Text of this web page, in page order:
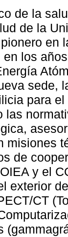
de la
de la
en
los
sede,
para
las
misiones
de
y el
exterior
CT